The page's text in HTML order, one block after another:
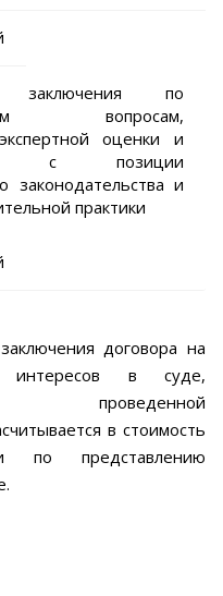
заключения по
вопросам,
оценки и
с позиции
законодательства и
практики
договора на
интересов в суде,
проведенной
в стоимость
по представлению